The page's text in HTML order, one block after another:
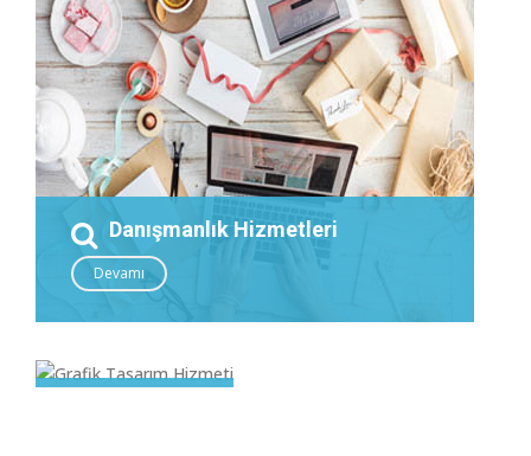
Danışmanlık Hizmetleri
Devamı